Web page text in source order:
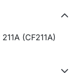
(CF211A)